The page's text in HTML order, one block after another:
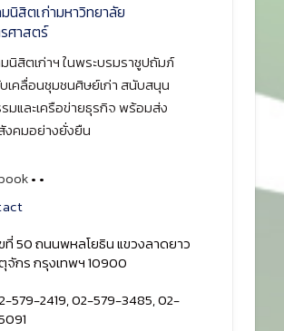
นิสิตเก่ามหาวิทยาลัย
ศาสตร์
นิสิตเก่าฯ ในพระบรมราชูปถัมภ์
เคลื่อนชุมชนศิษย์เก่า สนับสนุน
มและเครือข่ายธุรกิจ พร้อมส่ง
งคมอย่างยั่งยืน
• •
ที่ 50 ถนนพหลโยธิน แขวงลาดยาว
จักร กรุงเทพฯ 10900
2419, 02-579-3485, 02-